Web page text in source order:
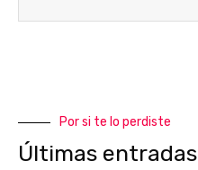
Por si te lo perdiste
Últimas entradas